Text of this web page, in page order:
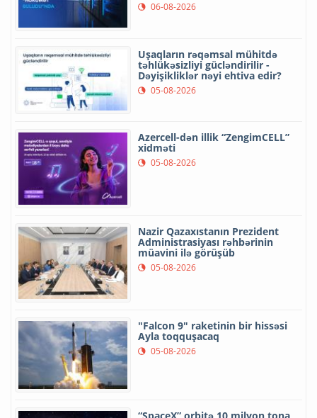
06-08-2026
Uşaqların rəqəmsal mühitdə
təhlükəsizliyi gücləndirilir -
Dəyişikliklər nəyi ehtiva edir?
05-08-2026
Azercell-dən illik “ZengimCELL”
xidməti
05-08-2026
Nazir Qazaxıstanın Prezident
Administrasiyası rəhbərinin
müavini ilə görüşüb
05-08-2026
"Falcon 9" raketinin bir hissəsi
Ayla toqquşacaq
05-08-2026